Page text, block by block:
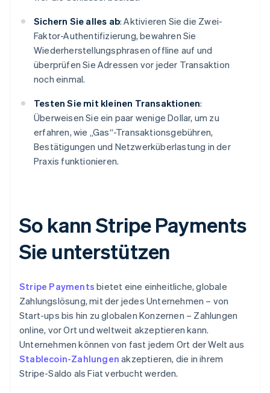
Sichern Sie alles ab: Aktivieren Sie die Zwei-
Faktor-Authentifizierung, bewahren Sie
Wiederherstellungsphrasen offline auf und
überprüfen Sie Adressen vor jeder Transaktion
noch einmal.
Testen Sie mit kleinen Transaktionen:
Überweisen Sie ein paar wenige Dollar, um zu
erfahren, wie „Gas“-Transaktionsgebühren,
Bestätigungen und Netzwerküberlastung in der
Praxis funktionieren.
So kann Stripe Payments
Sie unterstützen
Stripe Payments bietet eine einheitliche, globale
Zahlungslösung, mit der jedes Unternehmen – von
Start-ups bis hin zu globalen Konzernen – Zahlungen
online, vor Ort und weltweit akzeptieren kann.
Unternehmen können von fast jedem Ort der Welt aus
Stablecoin-Zahlungen akzeptieren, die in ihrem
Stripe-Saldo als Fiat verbucht werden.